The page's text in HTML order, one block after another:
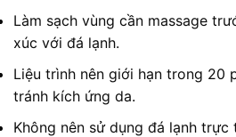
Làm sạch vùng cần massage
xúc với đá lạnh.
Liệu trình nên giới hạn trong 20
tránh kích ứng da.
Không nên sử dụng đá lạnh